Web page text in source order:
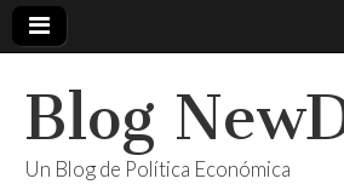
Blog
Un Blog de Política Económica